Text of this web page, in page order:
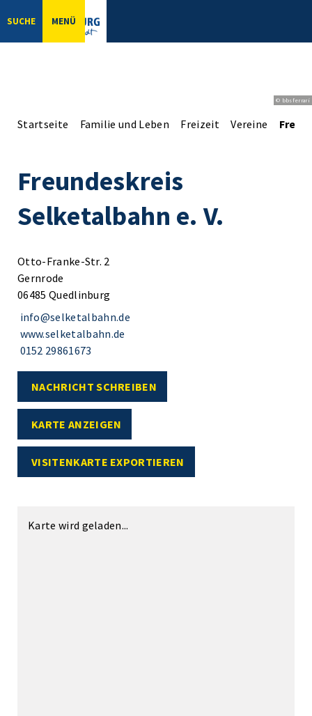
SUCHE MENÜ
© bbsferrari
Startseite Familie und Leben Freizeit Vereine
Freundeskreis
Selketalbahn e. V.
Otto-Franke-Str. 2
Gernrode
06485 Quedlinburg
info@selketalbahn.de
www.selketalbahn.de
0152 29861673
NACHRICHT SCHREIBEN
KARTE ANZEIGEN
VISITENKARTE EXPORTIEREN
Karte wird geladen...